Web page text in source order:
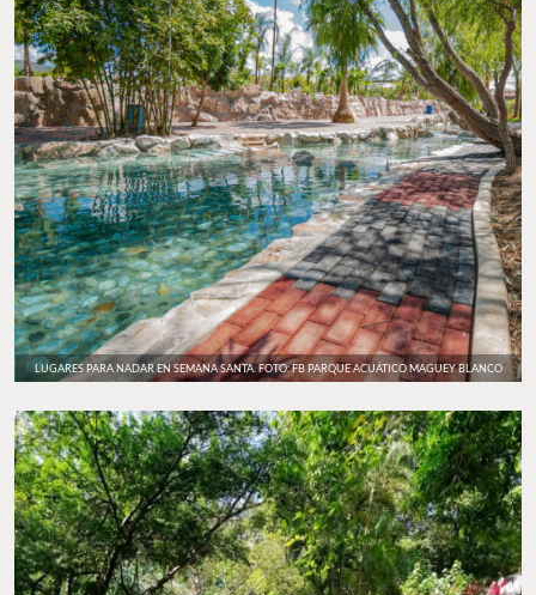
LUGARES PARA NADAR EN SEMANA SANTA. FOTO: FB PARQUE ACUÁTICO MAGUEY BLANCO